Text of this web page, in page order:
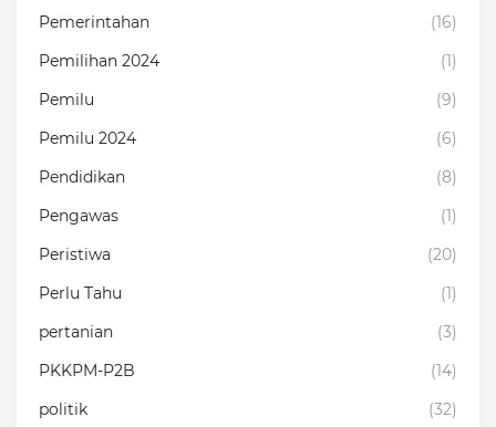
Pemerintahan
(16)
Pemilihan 2024
(1)
Pemilu
(9)
Pemilu 2024
(6)
Pendidikan
(8)
Pengawas
(1)
Peristiwa
(20)
Perlu Tahu
(1)
pertanian
(3)
PKKPM-P2B
(14)
politik
(32)